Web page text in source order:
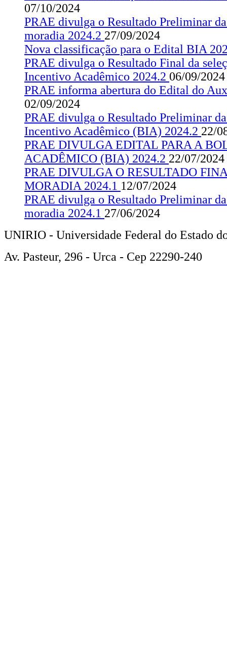
07/10/2024
PRAE divulga o Resultado Preliminar
moradia 2024.2 27/09/2024
Nova classificação para o Edital BIA
PRAE divulga o Resultado Final da
Incentivo Acadêmico 2024.2 06/09/2024
PRAE informa abertura do Edital do
02/09/2024
PRAE divulga o Resultado Preliminar
Incentivo Acadêmico (BIA) 2024.2 22/
PRAE DIVULGA EDITAL PARA A
ACADÊMICO (BIA) 2024.2 22/07/2024
PRAE DIVULGA O RESULTADO
MORADIA 2024.1 12/07/2024
PRAE divulga o Resultado Preliminar
moradia 2024.1 27/06/2024
UNIRIO - Universidade Federal do Estado
Av. Pasteur, 296 - Urca - Cep 22290-240